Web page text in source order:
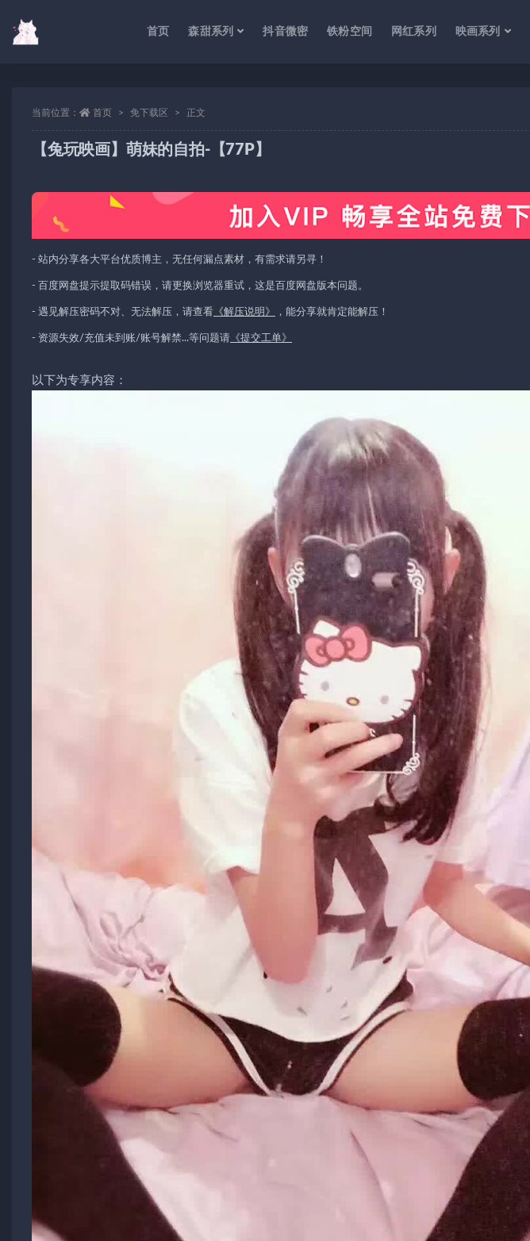
首页 森甜系列 抖音微密 铁粉空间 网红系列 映画系列
当前位置： 首页 免下载区 正文
【兔玩映画】萌妹的自拍-【77P】
- 站内分享各大平台优质博主，无任何漏点素材，有需求请另寻！
- 百度网盘提示提取码错误，请更换浏览器重试，这是百度网盘版本问题。
- 遇见解压密码不对、无法解压，请查看 《解压说明》 ，能分享就肯定能解压！
- 资源失效/充值未到账/账号解禁...等问题请 《提交工单》
以下为专享内容：